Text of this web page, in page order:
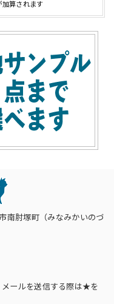
算されます
南肘塚町（みなみかいのづ
ールを送信する際は★を